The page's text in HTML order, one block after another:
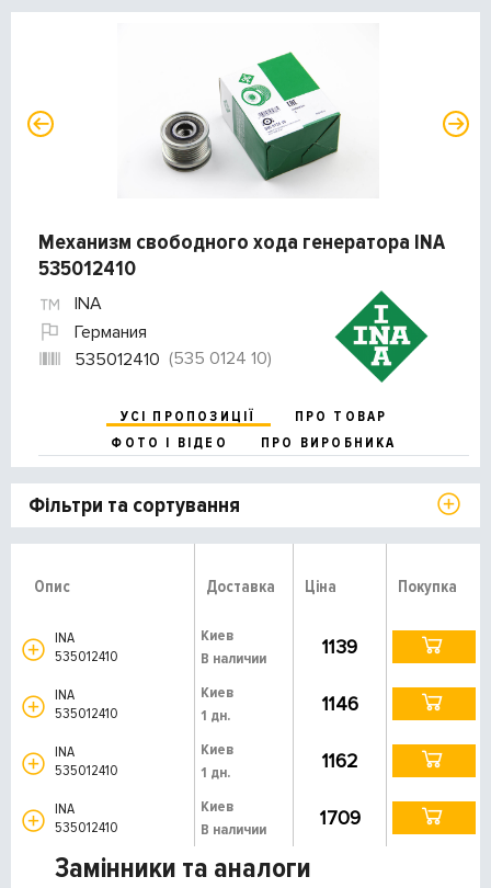
Механизм свободного хода генератора INA
535012410
INA
Германия
535012410 (535 0124 10)
УСІ ПРОПОЗИЦІЇ
ПРО ТОВАР
ФОТО І ВІДЕО
ПРО ВИРОБНИКА
Фільтри та сортування
Опис Доставка Ціна Покупка
INA
535012410
Киев
В наличии
1139
INA
535012410
Киев
1 дн.
1146
INA
535012410
Киев
1 дн.
1162
INA
535012410
Киев
В наличии
1709
Замінники та аналоги